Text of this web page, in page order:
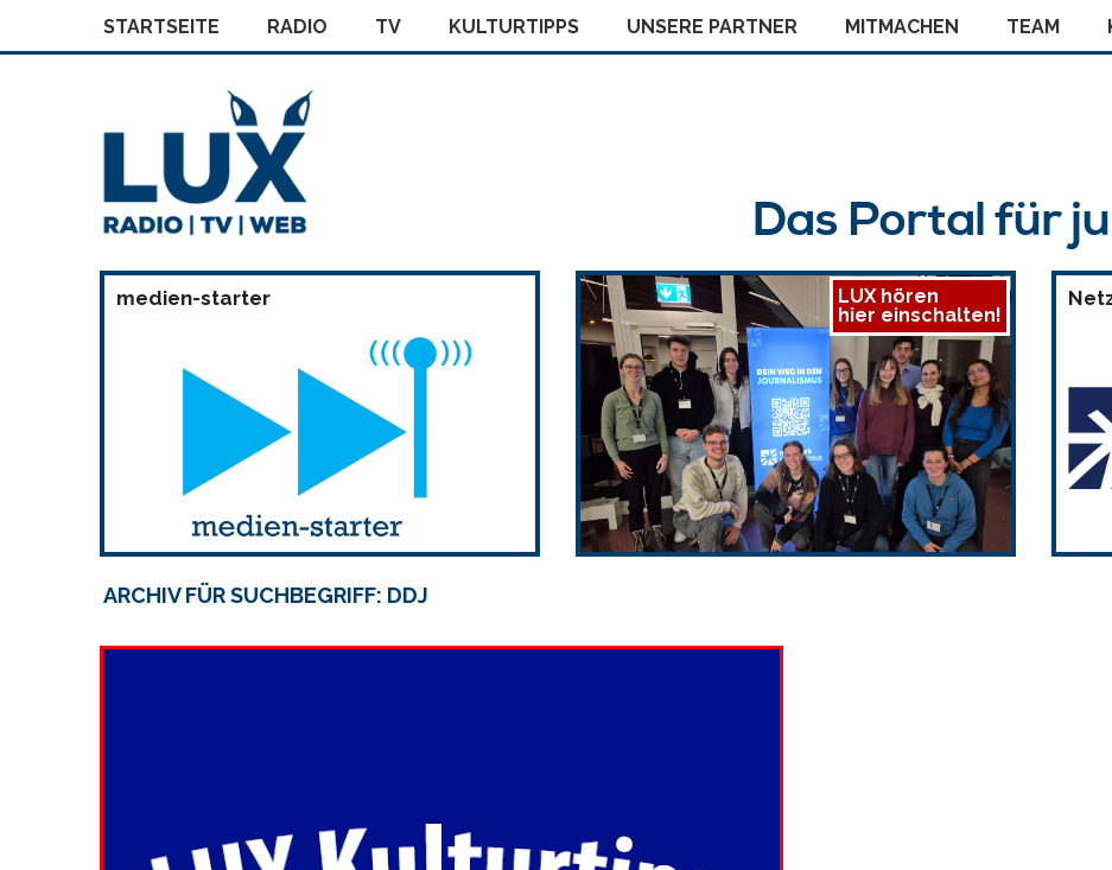
STARTSEITE RADIO TV KULTURTIPPS UNSERE PARTNER MITMACHEN TEAM
Das Portal für
medien-starter
LUX hören
hier einschalten!
ARCHIV FÜR SUCHBEGRIFF: DDJ